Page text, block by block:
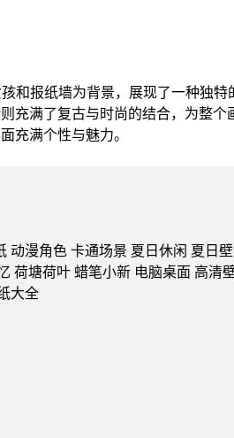
和报纸墙为背景，展现了一种独
充满了复古与时尚的结合，为整
充满个性与魅力。